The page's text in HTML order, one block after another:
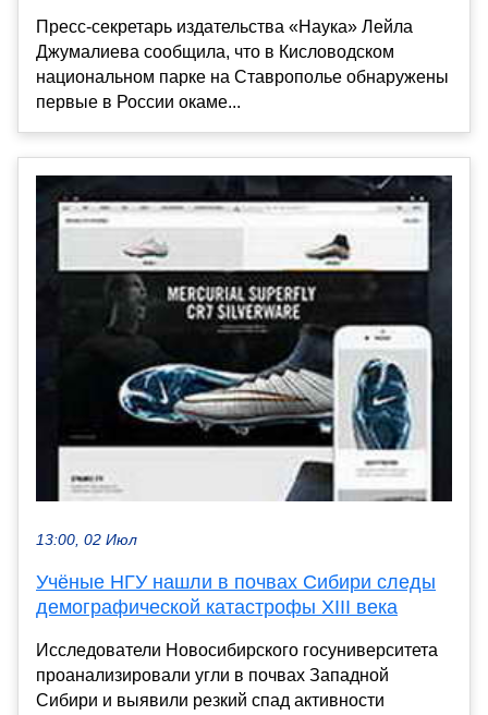
Пресс-секретарь издательства «Наука» Лейла
Джумалиева сообщила, что в Кисловодском
национальном парке на Ставрополье обнаружены
первые в России окаме...
13:00, 02 Июл
Учёные НГУ нашли в почвах Сибири следы
демографической катастрофы XIII века
Исследователи Новосибирского госуниверситета
проанализировали угли в почвах Западной
Сибири и выявили резкий спад активности